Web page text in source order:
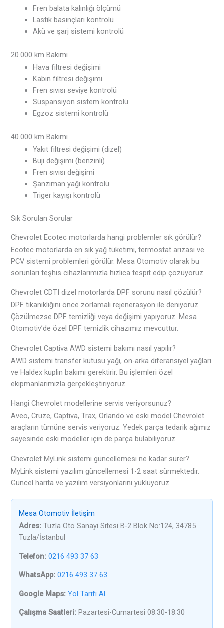
Fren balata kalınlığı ölçümü
Lastik basınçları kontrolü
Akü ve şarj sistemi kontrolü
20.000 km Bakımı
Hava filtresi değişimi
Kabin filtresi değişimi
Fren sıvısı seviye kontrolü
Süspansiyon sistem kontrolü
Egzoz sistemi kontrolü
40.000 km Bakımı
Yakıt filtresi değişimi (dizel)
Buji değişimi (benzinli)
Fren sıvısı değişimi
Şanzıman yağı kontrolü
Triger kayışı kontrolü
Sık Sorulan Sorular
Chevrolet Ecotec motorlarda hangi problemler sık görülür?
Ecotec motorlarda en sık yağ tüketimi, termostat arızası ve
PCV sistemi problemleri görülür. Mesa Otomotiv olarak bu
sorunları teşhis cihazlarımızla hızlıca tespit edip çözüyoruz.
Chevrolet CDTI dizel motorlarda DPF sorunu nasıl çözülür?
DPF tıkanıklığını önce zorlamalı rejenerasyon ile deniyoruz.
Çözülmezse DPF temizliği veya değişimi yapıyoruz. Mesa
Otomotiv’de özel DPF temizlik cihazımız mevcuttur.
Chevrolet Captiva AWD sistemi bakımı nasıl yapılır?
AWD sistemi transfer kutusu yağı, ön-arka diferansiyel yağları
ve Haldex kuplin bakımı gerektirir. Bu işlemleri özel
ekipmanlarımızla gerçekleştiriyoruz.
Hangi Chevrolet modellerine servis veriyorsunuz?
Aveo, Cruze, Captiva, Trax, Orlando ve eski model Chevrolet
araçların tümüne servis veriyoruz. Yedek parça tedarik ağımız
sayesinde eski modeller için de parça bulabiliyoruz.
Chevrolet MyLink sistemi güncellemesi ne kadar sürer?
MyLink sistemi yazılım güncellemesi 1-2 saat sürmektedir.
Güncel harita ve yazılım versiyonlarını yüklüyoruz.
Mesa Otomotiv İletişim
Adres: Tuzla Oto Sanayi Sitesi B-2 Blok No:124, 34785
Tuzla/İstanbul
Telefon: 0216 493 37 63
WhatsApp: 0216 493 37 63
Google Maps: Yol Tarifi Al
Çalışma Saatleri: Pazartesi-Cumartesi 08:30-18:30